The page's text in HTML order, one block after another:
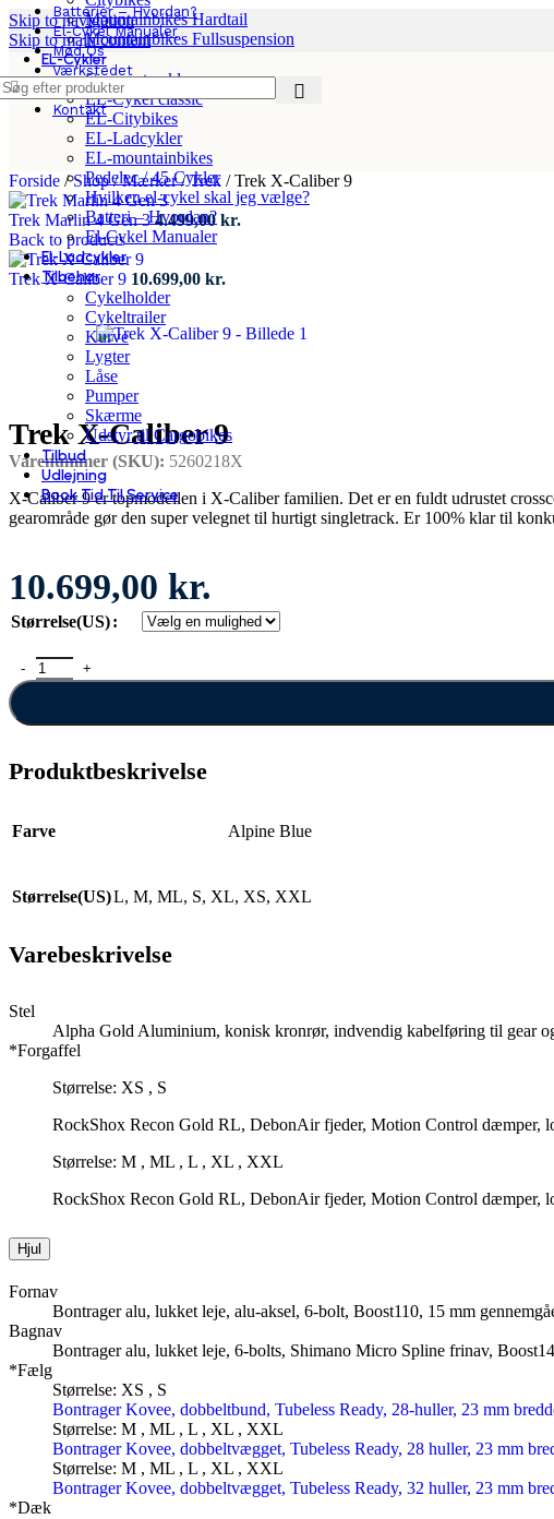
Skip to navigation
Skip to main content
Batterier – Hvordan?
El-Cykel Manualer
Mød Os
Værkstedet
App
Kontakt
Mountainbikes Hardtail
Mountainbikes Fullsuspension
EL-Cykler
Compact cykler
EL-Cykel classic
EL-Citybikes
EL-Ladcykler
EL-mountainbikes
Pedelec / 45 Cykler
Hvilken el-cykel skal jeg vælge?
Batteri – Hvordan?
El-Cykel Manualer
El-Ladcykler
Tilbehør
Cykelholder
Cykeltrailer
Kurve
Lygter
Låse
Pumper
Skærme
Udstyr til Cargobikes
Tilbud
Udlejning
Book Tid Til Service
Forside / Shop/ Mærker/ Trek / Trek X-Caliber 9
Trek Marlin 4 Gen 34.499,00kr.
Back to products
Trek X-Caliber 9 10.699,00 kr.
Trek X-Caliber 9
Varenummer (SKU): 5260218X
X-Caliber 9 er topmodellen i X-Caliber familien. Det er en fuldt udrustet
gearområde gør den super velegnet til hurtigt singletrack. Er 100% klar til
10.699,00 kr.
Størrelse(US)
Trek X-Caliber 9 antal
Produktbeskrivelse
Farve Alpine Blue
Størrelse(US)L, M, ML, S, XL, XS, XXL
Varebeskrivelse
Stel
Alpha Gold Aluminium, konisk kronrør, indvendig kabelføring til gear
*Forgaffel
Størrelse: XS , S
RockShox Recon Gold RL, DebonAir fjeder, Motion Control dæmper,
Størrelse: M , ML , L , XL , XXL
RockShox Recon Gold RL, DebonAir fjeder, Motion Control dæmper,
Hjul
Fornav
Bontrager alu, lukket leje, alu-aksel, 6-bolt, Boost110, 15 mm
Bagnav
Bontrager alu, lukket leje, 6-bolts, Shimano Micro Spline frinav,
*Fælg
Størrelse: XS , S
Bontrager Kovee, dobbeltbund, Tubeless Ready, 28-huller, 23 mm
Størrelse: M , ML , L , XL , XXL
Bontrager Kovee, dobbeltvægget, Tubeless Ready, 28 huller, 23 mm
Størrelse: M , ML , L , XL , XXL
Bontrager Kovee, dobbeltvægget, Tubeless Ready, 32 huller, 23 mm
*Dæk